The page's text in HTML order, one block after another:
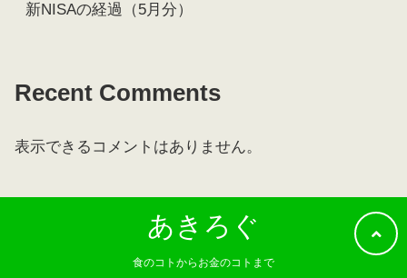
新NISAの経過（5月分）
Recent Comments
表示できるコメントはありません。
あきろぐ
食のコトからお金のコトまで